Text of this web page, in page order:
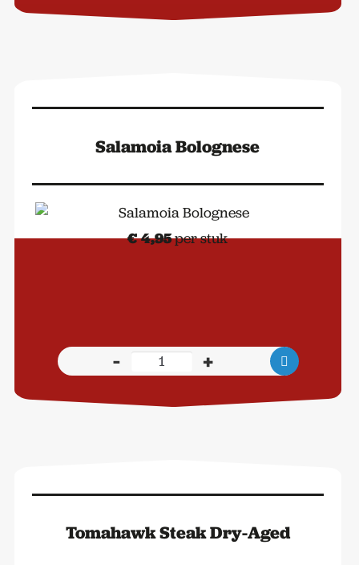
Dry-
Salamoia Bolognese
€ 4,95per stuk
-
Salamoia
Bolognese
aantal
+
Tomahawk Steak Dry-Aged